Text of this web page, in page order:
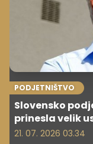
PODJETNIŠTVO
Slovensko
prinesla velik
21. 07. 2026 03.34